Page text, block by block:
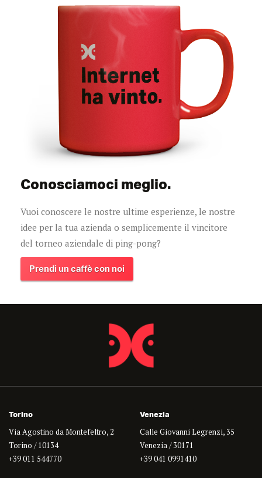
Conosciamoci meglio.
Vuoi conoscere le nostre ultime esperienze, le nostre
idee per la tua azienda o semplicemente il vincitore
del torneo aziendale di ping-pong?
Prendi un caffè con noi
Torino
Via Agostino da Montefeltro, 2
Torino / 10134
+39 011 544770
Venezia
Calle Giovanni Legrenzi, 35
Venezia / 30171
+39 041 0991410